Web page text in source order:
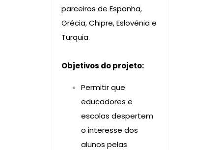
parceiros de Espanha,
Grécia, Chipre, Eslovénia e
Turquia.
Objetivos do projeto:
Permitir que
educadores e
escolas despertem
o interesse dos
alunos pelas